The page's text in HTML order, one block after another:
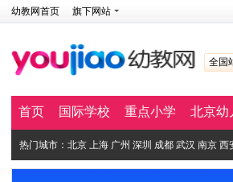
幼教网首页 旗下网站
全国
首页 国际学校 重点小学 北京幼
热门城市： 北京 上海 广州 深圳 成都 武汉 南京 西